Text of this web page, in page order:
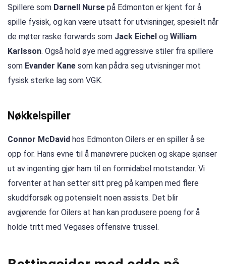
Spillere som Darnell Nurse på Edmonton er kjent for å
spille fysisk, og kan være utsatt for utvisninger, spesielt når
de møter raske forwards som Jack Eichel og William
Karlsson. Også hold øye med aggressive stiler fra spillere
som Evander Kane som kan pådra seg utvisninger mot
fysisk sterke lag som VGK.
Nøkkelspiller
Connor McDavid hos Edmonton Oilers er en spiller å se
opp for. Hans evne til å manøvrere pucken og skape sjanser
ut av ingenting gjør ham til en formidabel motstander. Vi
forventer at han setter sitt preg på kampen med flere
skuddforsøk og potensielt noen assists. Det blir
avgjørende for Oilers at han kan produsere poeng for å
holde tritt med Vegases offensive trussel.